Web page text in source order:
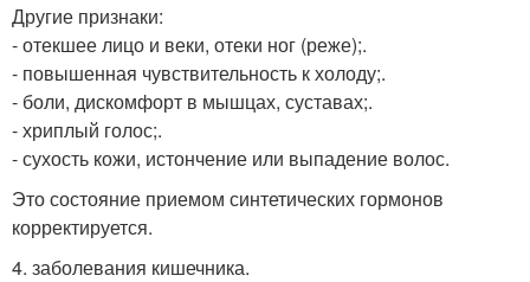
Другие признаки:
- отекшее лицо и веки, отеки ног (реже);.
- повышенная чувствительность к холоду;.
- боли, дискомфорт в мышцах, суставах;.
- хриплый голос;.
- сухость кожи, истончение или выпадение волос.
Это состояние приемом синтетических гормонов
корректируется.
4. заболевания кишечника.